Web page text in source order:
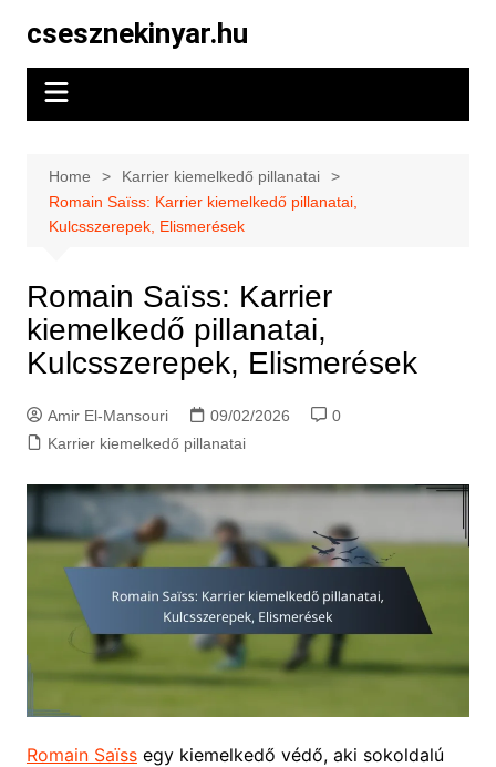
content
csesznekinyar.hu
Home
Karrier kiemelkedő pillanatai
Romain Saïss: Karrier kiemelkedő pillanatai,
Kulcsszerepek, Elismerések
Romain Saïss: Karrier
kiemelkedő pillanatai,
Kulcsszerepek, Elismerések
Amir El-Mansouri 09/02/2026
0
Karrier kiemelkedő pillanatai
Romain Saïssegy kiemelkedő védő, aki sokoldalú